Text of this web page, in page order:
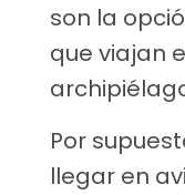
son la
que viajan
Por
llegar en